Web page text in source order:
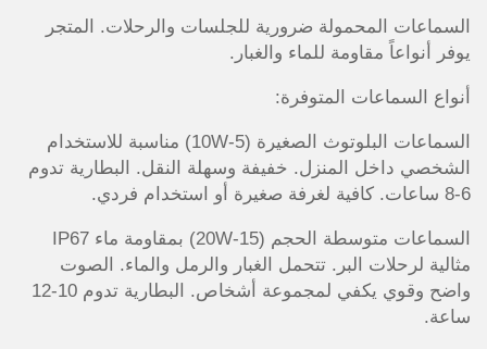
السماعات المحمولة ضرورية للجلسات والرحلات. المتجر
يوفر أنواعاً مقاومة للماء والغبار.
أنواع السماعات المتوفرة:
السماعات البلوتوث الصغيرة (5-10W) مناسبة للاستخدام
الشخصي داخل المنزل. خفيفة وسهلة النقل. البطارية تدوم
6-8 ساعات. كافية لغرفة صغيرة أو استخدام فردي.
السماعات متوسطة الحجم (15-20W) بمقاومة ماء IP67
مثالية لرحلات البر. تتحمل الغبار والرمل والماء. الصوت
واضح وقوي يكفي لمجموعة أشخاص. البطارية تدوم 10-12
ساعة.